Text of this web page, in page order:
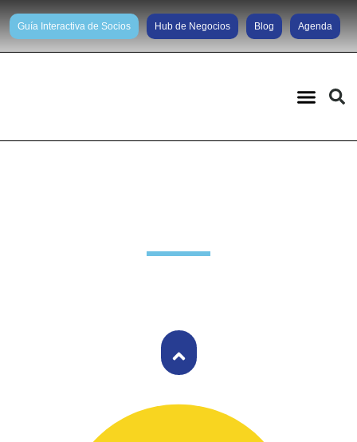
Guía Interactiva de Socios Hub de Negocios Blog Agenda